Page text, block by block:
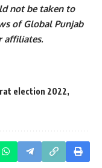
not be taken to
of Global Punjab
affiliates.
election 2022